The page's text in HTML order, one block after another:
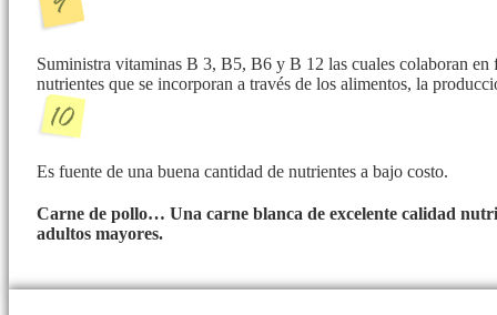
Suministra vitaminas B 3, B5, B6 y B 12 las cuales colaboran
nutrientes que se incorporan a través de los alimentos, la
Es fuente de una buena cantidad de nutrientes a bajo costo.
Carne de pollo… Una carne blanca de excelente calidad
adultos mayores.